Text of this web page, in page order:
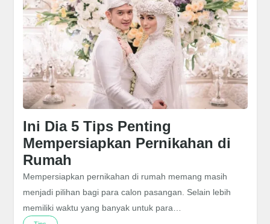
Ini Dia 5 Tips Penting
Mempersiapkan Pernikahan di
Rumah
Mempersiapkan pernikahan di rumah memang masih
menjadi pilihan bagi para calon pasangan. Selain lebih
memiliki waktu yang banyak untuk para…